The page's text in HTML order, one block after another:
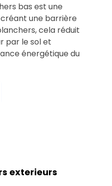
bas est une
une barrière
cela réduit
par le sol et
énergétique du
exterieurs